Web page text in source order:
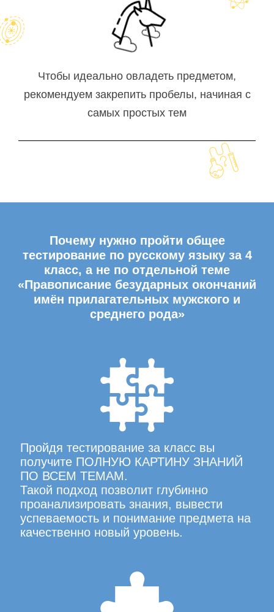
Чтобы идеально овладеть предметом,
рекомендуем закрепить пробелы, начиная с
самых простых тем
Почему нужно пройти общее
тестирование по русскому языку за 4
класс, а не по отдельной теме
«Правописание безударных окончаний
имён прилагательных мужского и
среднего рода»
Пройдя тестирование за класс вы
получите ПОЛНУЮ КАРТИНУ ЗНАНИЙ
ПО ВСЕМ ТЕМАМ.
Такой подход позволит глубинно
проанализировать знания, вывести
успеваемость и понимание предмета на
качественно новый уровень.